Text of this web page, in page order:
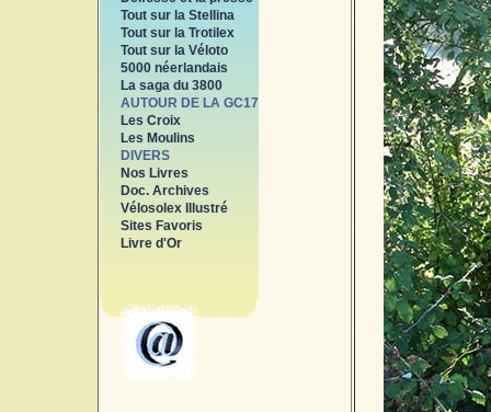
Tout sur la Stellina
Tout sur la Trotilex
Tout sur la Véloto
5000 néerlandais
La saga du 3800
AUTOUR DE LA GC17
Les Croix
Les Moulins
DIVERS
Nos Livres
Doc. Archives
Vélosolex Illustré
Sites Favoris
Livre d'Or